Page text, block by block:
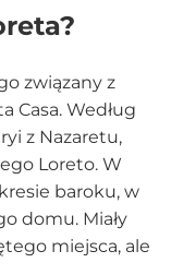
związany z
Casa. Według
z Nazaretu,
Loreto. W
baroku, w
domu. Miały
miejsca, ale